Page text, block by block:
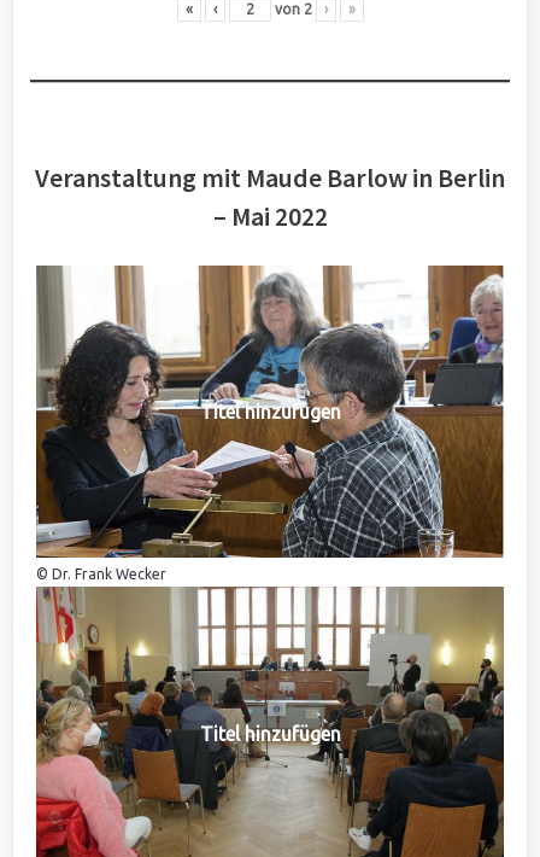
« ‹ von 2 › »
Veranstaltung mit Maude Barlow in Berlin
– Mai 2022
Titel hinzufügen
© Dr. Frank Wecker
Titel hinzufügen